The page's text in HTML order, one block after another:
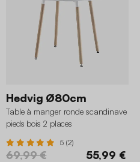
Hedvig Ø80cm
Table à manger ronde scandinave
pieds bois 2 places
5 (2)
69,99 € 55,99 €